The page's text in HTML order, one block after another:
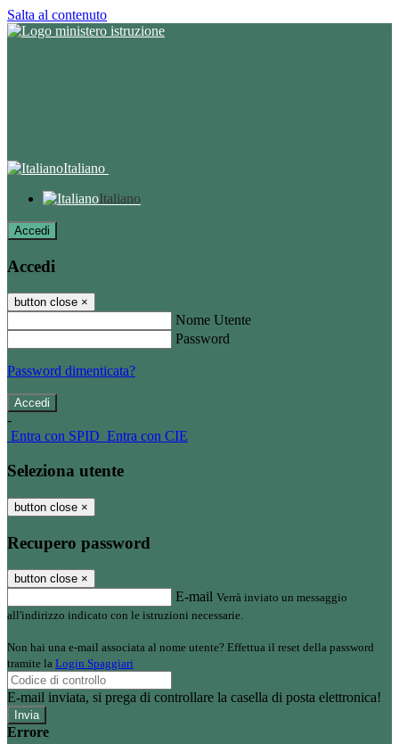
Salta al contenuto
Italiano
Italiano
Accedi
Accedi
button close ×
Nome Utente
Password
Password dimenticata?
-
Entra con SPID Entra con CIE
Seleziona utente
button close ×
Recupero password
button close ×
E-mail Verrà inviato un messaggio
all'indirizzo indicato con le istruzioni necessarie.
Non hai una e-mail associata al nome utente? Effettua il reset della password
tramite la Login Spaggiari
E-mail inviata, si prega di controllare la casella di posta elettronica!
Errore